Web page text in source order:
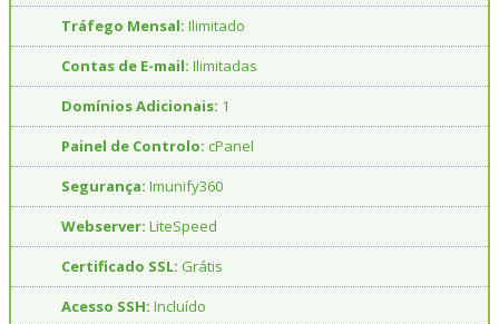
Tráfego Mensal: Ilimitado
Contas de E-mail: Ilimitadas
Domínios Adicionais: 1
Painel de Controlo: cPanel
Segurança: Imunify360
Webserver: LiteSpeed
Certificado SSL: Grátis
Acesso SSH: Incluído